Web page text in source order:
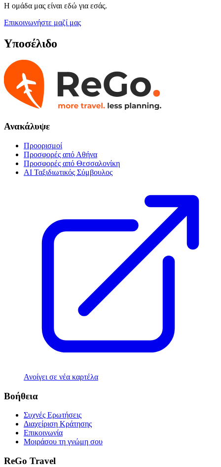
Η ομάδα μας είναι εδώ για εσάς.
Επικοινωνήστε μαζί μας
Υποσέλιδο
Ανακάλυψε
Προορισμοί
Προσφορές από Αθήνα
Προσφορές από Θεσσαλονίκη
AI Ταξιδιωτικός Σύμβουλος
Ανοίγει σε νέα καρτέλα
Βοήθεια
Συχνές Ερωτήσεις
Διαχείριση Κράτησης
Επικοινωνία
Μοιράσου τη γνώμη σου
ReGo Travel